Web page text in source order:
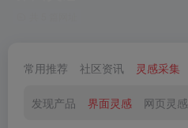
常用推荐 社区资讯 灵感采集
发现产品 界面灵感 网页灵感